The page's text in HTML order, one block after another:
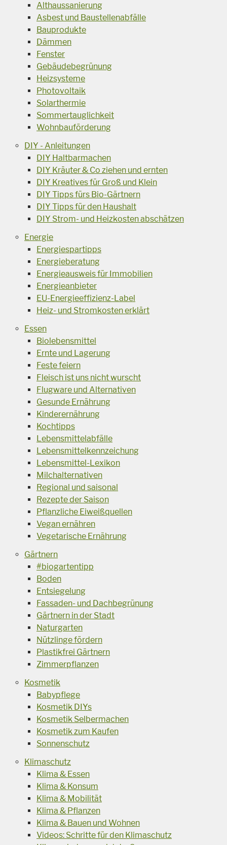
Althaussanierung
Asbest und Baustellenabfälle
Bauprodukte
Dämmen
Fenster
Gebäudebegrünung
Heizsysteme
Photovoltaik
Solarthermie
Sommertauglichkeit
Wohnbauförderung
DIY - Anleitungen
DIY Haltbarmachen
DIY Kräuter & Co ziehen und ernten
DIY Kreatives für Groß und Klein
DIY Tipps fürs Bio-Gärtnern
DIY Tipps für den Haushalt
DIY Strom- und Heizkosten abschätzen
Energie
Energiespartipps
Energieberatung
Energieausweis für Immobilien
Energieanbieter
EU-Energieeffizienz-Label
Heiz- und Stromkosten erklärt
Essen
Biolebensmittel
Ernte und Lagerung
Feste feiern
Fleisch ist uns nicht wurscht
Flugware und Alternativen
Gesunde Ernährung
Kinderernährung
Kochtipps
Lebensmittelabfälle
Lebensmittelkennzeichung
Lebensmittel-Lexikon
Milchalternativen
Regional und saisonal
Rezepte der Saison
Pflanzliche Eiweißquellen
Vegan ernähren
Vegetarische Ernährung
Gärtnern
#biogartentipp
Boden
Entsiegelung
Fassaden- und Dachbegrünung
Gärtnern in der Stadt
Naturgarten
Nützlinge fördern
Plastikfrei Gärtnern
Zimmerpflanzen
Kosmetik
Babypflege
Kosmetik DIYs
Kosmetik Selbermachen
Kosmetik zum Kaufen
Sonnenschutz
Klimaschutz
Klima & Essen
Klima & Konsum
Klima & Mobilität
Klima & Pflanzen
Klima & Bauen und Wohnen
Videos: Schritte für den Klimaschutz